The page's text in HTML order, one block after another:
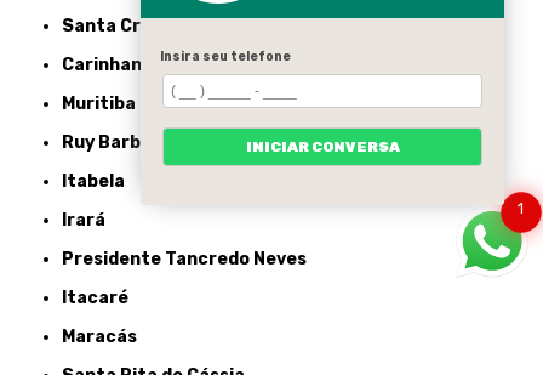
Santa Cruz Cabrália
Carinhanha
Muritiba
Ruy Barbosa
Itabela
Irará
Presidente Tancredo Neves
Itacaré
Maracás
1
Insira seu telefone
INICIAR CONVERSA